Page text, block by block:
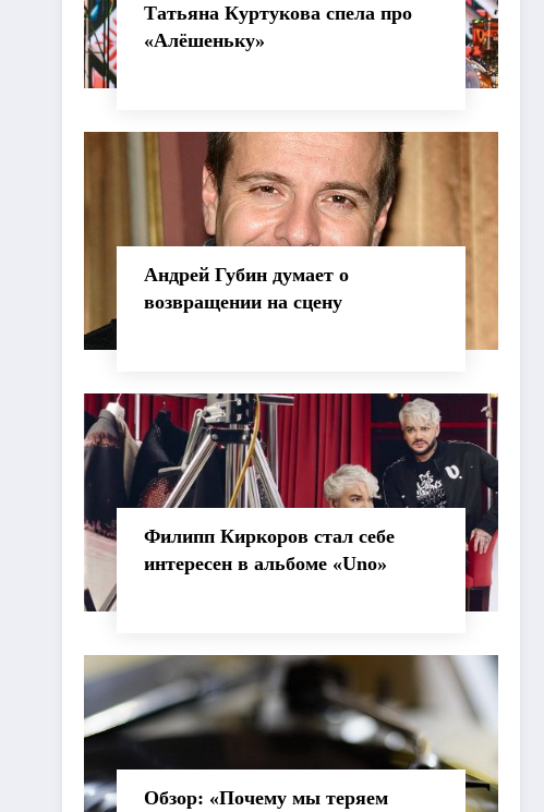
Татьяна Куртукова спела про
«Алёшеньку»
Андрей Губин думает о
возвращении на сцену
Филипп Киркоров стал себе
интересен в альбоме «Uno»
Обзор: «Почему мы теряем